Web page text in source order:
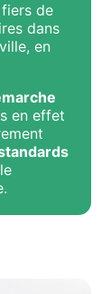
de
dans
en
en effet